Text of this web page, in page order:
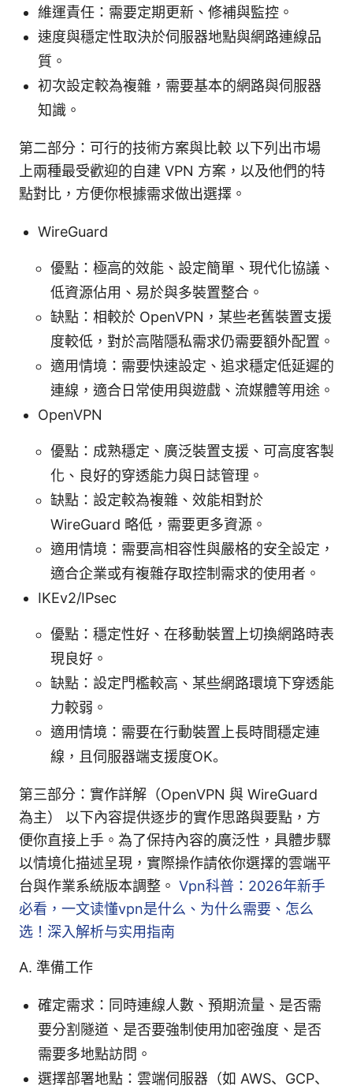
維運責任：需要定期更新、修補與監控。
速度與穩定性取決於伺服器地點與網路連線品
質。
初次設定較為複雜，需要基本的網路與伺服器
知識。
第二部分：可行的技術方案與比較 以下列出市場
上兩種最受歡迎的自建 VPN 方案，以及他們的特
點對比，方便你根據需求做出選擇。
WireGuard
優點：極高的效能、設定簡單、現代化協議、
低資源佔用、易於與多裝置整合。
缺點：相較於 OpenVPN，某些老舊裝置支援
度較低，對於高階隱私需求仍需要額外配置。
適用情境：需要快速設定、追求穩定低延遲的
連線，適合日常使用與遊戲、流媒體等用途。
OpenVPN
優點：成熟穩定、廣泛裝置支援、可高度客製
化、良好的穿透能力與日誌管理。
缺點：設定較為複雜、效能相對於
WireGuard 略低，需要更多資源。
適用情境：需要高相容性與嚴格的安全設定，
適合企業或有複雜存取控制需求的使用者。
IKEv2/IPsec
優點：穩定性好、在移動裝置上切換網路時表
現良好。
缺點：設定門檻較高、某些網路環境下穿透能
力較弱。
適用情境：需要在行動裝置上長時間穩定連
線，且伺服器端支援度OK。
第三部分：實作詳解（OpenVPN 與 WireGuard
為主） 以下內容提供逐步的實作思路與要點，方
便你直接上手。為了保持內容的廣泛性，具體步驟
以情境化描述呈現，實際操作請依你選擇的雲端平
台與作業系統版本調整。 Vpn科普：2026年新手
必看，一文读懂vpn是什么、为什么需要、怎么
选！深入解析与实用指南
A. 準備工作
確定需求：同時連線人數、預期流量、是否需
要分割隧道、是否要強制使用加密強度、是否
需要多地點訪問。
選擇部署地點：雲端伺服器（如 AWS、GCP、